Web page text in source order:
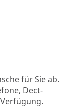
für Sie ab.
Dect-